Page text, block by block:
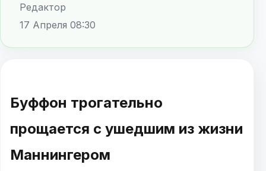
Редактор
17 Апреля 08:30
Буффон трогательно
прощается с ушедшим из жизни
Маннингером